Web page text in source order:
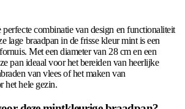
perfecte combinatie van design en functionaliteit
lage braadpan in de frisse kleur mint is een
Met een diameter van 28 cm en een
pan ideaal voor het bereiden van heerlijke
van vlees of het maken van
het hele gezin.